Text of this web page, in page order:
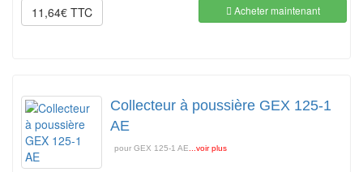
11,64€ TTC
Acheter maintenant
Collecteur à poussière GEX 125-1
AE
pour GEX 125-1 AE ...voir plus